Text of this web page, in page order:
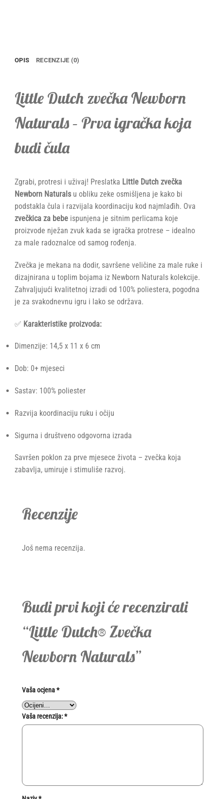
OPIS RECENZIJE (0)
Little Dutch zvečka Newborn
Naturals – Prva igračka koja
budi čula
Zgrabi, protresi i uživaj! Preslatka Little Dutch zvečka
Newborn Naturals u obliku zeke osmišljena je kako bi
podstakla čula i razvijala koordinaciju kod najmlađih. Ova
zvečkica za bebe ispunjena je sitnim perlicama koje
proizvode nježan zvuk kada se igračka protrese – idealno
za male radoznalce od samog rođenja.
Zvečka je mekana na dodir, savršene veličine za male ruke i
dizajnirana u toplim bojama iz Newborn Naturals kolekcije.
Zahvaljujući kvalitetnoj izradi od 100% poliestera, pogodna
je za svakodnevnu igru i lako se održava.
✅ Karakteristike proizvoda:
Dimenzije: 14,5 x 11 x 6 cm
Dob: 0+ mjeseci
Sastav: 100% poliester
Razvija koordinaciju ruku i očiju
Sigurna i društveno odgovorna izrada
Savršen poklon za prve mjesece života – zvečka koja
zabavlja, umiruje i stimuliše razvoj.
Recenzije
Još nema recenzija.
Budi prvi koji će recenzirati
“Little Dutch® Zvečka
Newborn Naturals”
Vaša ocjena*
Vaša recenzija:*